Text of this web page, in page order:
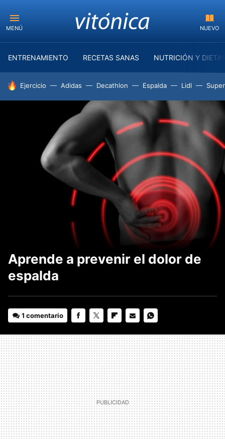
MENÚ NUEVO
ENTRENAMIENTO RECETAS SANAS NUTRICIÓN Y
HOY SE HABLA DE
Ejercicio Adidas Decathlon Espalda Lidl
Aprende a prevenir el dolor de
espalda
1 comentario
MAIL